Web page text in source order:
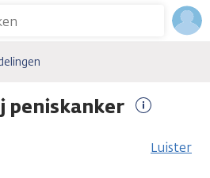
peniskanker
informatie
Luister